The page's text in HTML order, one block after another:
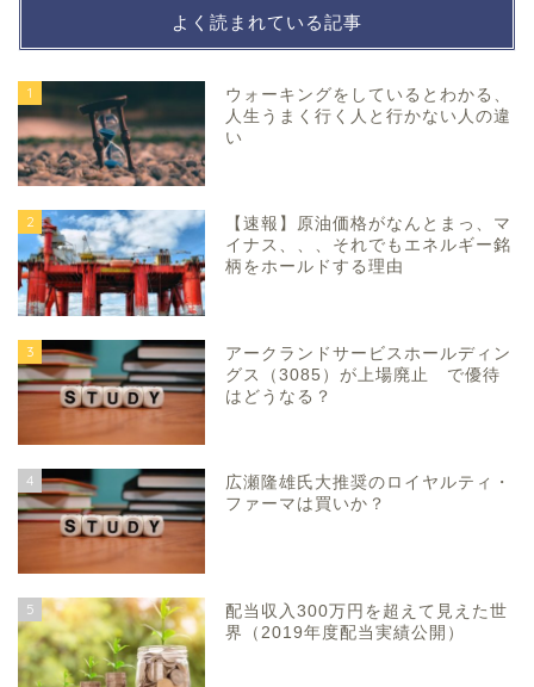
よく読まれている記事
1
ウォーキングをしているとわかる、
人生うまく行く人と行かない人の違
い
2
【速報】原油価格がなんとまっ、マ
イナス、、、それでもエネルギー銘
柄をホールドする理由
3
アークランドサービスホールディン
グス（3085）が上場廃止 で優待
はどうなる？
4
広瀬隆雄氏大推奨のロイヤルティ・
ファーマは買いか？
5
配当収入300万円を超えて見えた世
界（2019年度配当実績公開）